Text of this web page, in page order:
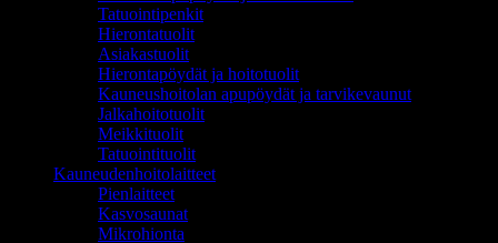
Tatuointipenkit
Hierontatuolit
Asiakastuolit
Hierontapöydät ja hoitotuolit
Kauneushoitolan apupöydät ja tarvikevaunut
Jalkahoitotuolit
Meikkituolit
Tatuointituolit
Kauneudenhoitolaitteet
Pienlaitteet
Kasvosaunat
Mikrohionta